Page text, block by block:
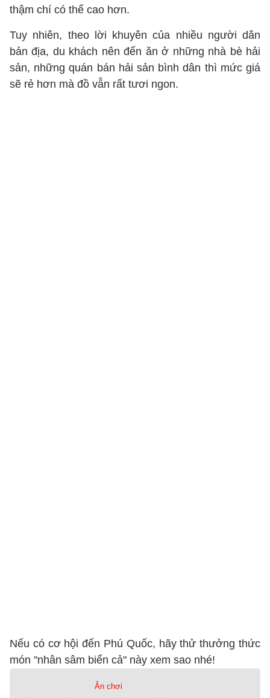
thậm chí có thể cao hơn.
Tuy nhiên, theo lời khuyên của nhiều người dân
bản địa, du khách nên đến ăn ở những nhà bè hải
sản, những quán bán hải sản bình dân thì mức giá
sẽ rẻ hơn mà đồ vẫn rất tươi ngon.
Nếu có cơ hội đến Phú Quốc, hãy thử thưởng thức
món "nhân sâm biển cả" này xem sao nhé!
Ăn chơi